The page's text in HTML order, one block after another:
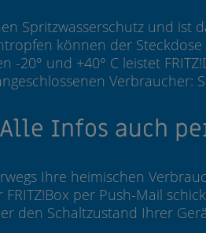
Spritzwasserschutz und
können der
-20° und +40° C leistet
Verbraucher:
Alle Infos auch
Ihre heimischen
per Push-Mail
den Schaltzustand Ihrer